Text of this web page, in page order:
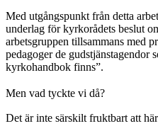
Med utgångspunkt från detta
underlag för kyrkorådets beslut
arbetsgruppen tillsammans med
pedagoger de gudstjänstagendor
kyrkohandbok finns”.
Men vad tyckte vi då?
Det är inte särskilt fruktbart att